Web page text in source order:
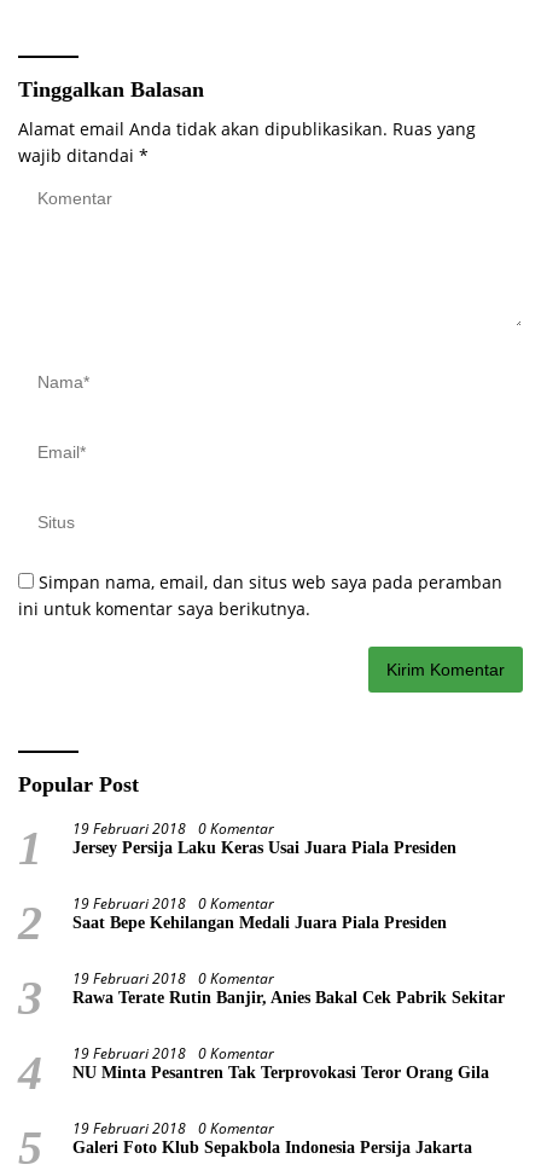
Tinggalkan Balasan
Alamat email Anda tidak akan dipublikasikan. Ruas yang
wajib ditandai *
Simpan nama, email, dan situs web saya pada peramban
ini untuk komentar saya berikutnya.
Popular Post
1 19 Februari 2018 0 Komentar
Jersey Persija Laku Keras Usai Juara Piala Presiden
2 19 Februari 2018 0 Komentar
Saat Bepe Kehilangan Medali Juara Piala Presiden
3 19 Februari 2018 0 Komentar
Rawa Terate Rutin Banjir, Anies Bakal Cek Pabrik Sekitar
4 19 Februari 2018 0 Komentar
NU Minta Pesantren Tak Terprovokasi Teror Orang Gila
5 19 Februari 2018 0 Komentar
Galeri Foto Klub Sepakbola Indonesia Persija Jakarta